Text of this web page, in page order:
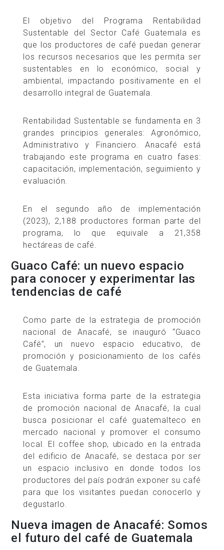
El objetivo del Programa Rentabilidad
Sustentable del Sector Café Guatemala es
que los productores de café puedan generar
los recursos necesarios que les permita ser
sustentables en lo económico, social y
ambiental, impactando positivamente en el
desarrollo integral de Guatemala.
Rentabilidad Sustentable se fundamenta en 3
grandes principios generales: Agronómico,
Administrativo y Financiero. Anacafé está
trabajando este programa en cuatro fases:
capacitación, implementación, seguimiento y
evaluación.
En el segundo año de implementación
(2023), 2,188 productores forman parte del
programa, lo que equivale a 21,358
hectáreas de café.
Guaco Café: un nuevo espacio
para conocer y experimentar las
tendencias de café
Como parte de la estrategia de promoción
nacional de Anacafé, se inauguró “Guaco
Café”, un nuevo espacio educativo, de
promoción y posicionamiento de los cafés
de Guatemala.
Esta iniciativa forma parte de la estrategia
de promoción nacional de Anacafé, la cual
busca posicionar el café guatemalteco en
mercado nacional y promover el consumo
local. El coffee shop, ubicado en la entrada
del edificio de Anacafé, se destaca por ser
un espacio inclusivo en donde todos los
productores del país podrán exponer su café
para que los visitantes puedan conocerlo y
degustarlo.
Nueva imagen de Anacafé: Somos
el futuro del café de Guatemala